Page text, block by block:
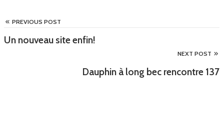
PREVIOUS POST
Un nouveau site enfin!
NEXT POST
Dauphin à long bec rencontre 137